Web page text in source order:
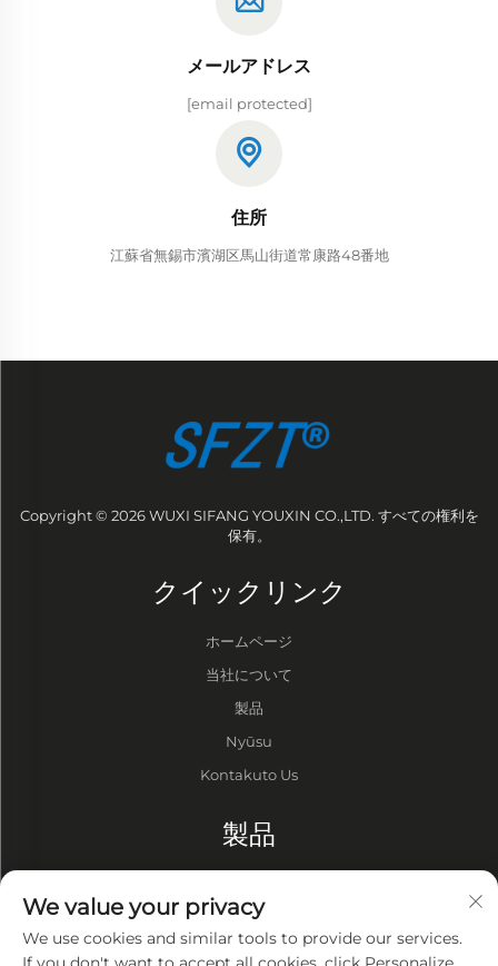
メールアドレス
[email protected]
住所
江蘇省無錫市濱湖区馬山街道常康路48番地
Copyright © 2026 WUXI SIFANG YOUXIN CO.,LTD. すべての権利を
保有。
クイックリンク
ホームページ
当社について
製品
Nyūsu
Kontakuto Us
製品
バキュームポンプ
We value your privacy
We use cookies and similar tools to provide our services.